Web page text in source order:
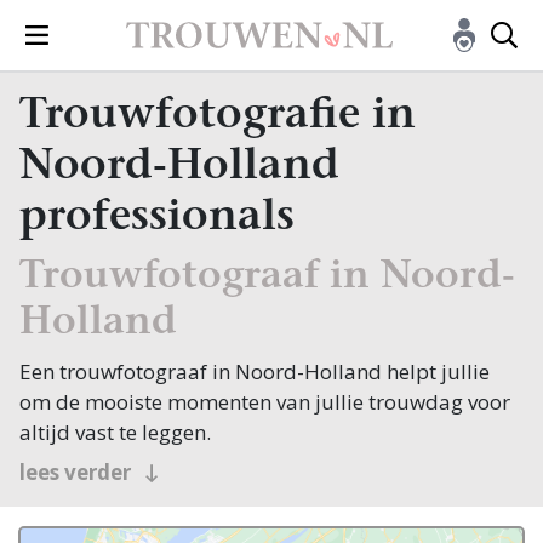
Trouwfotografie in
Noord-Holland
professionals
Trouwfotograaf in Noord-
Holland
Een trouwfotograaf in Noord-Holland helpt jullie
om de mooiste momenten van jullie trouwdag voor
altijd vast te leggen.
Een bruiloft is een dag vol emoties, bijzondere
lees verder